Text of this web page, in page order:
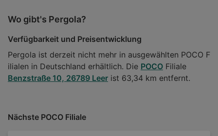
Wo gibt's Pergola?
Verfügbarkeit und Preisentwicklung
Pergola ist derzeit nicht mehr in ausgewählten POCO F
ilialen in Deutschland erhältlich. Die POCO Filiale
Benzstraße 10, 26789 Leer ist 63,34 km entfernt.
Nächste POCO Filiale